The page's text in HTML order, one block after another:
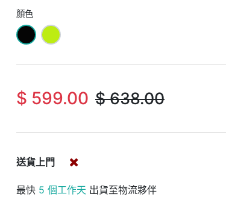
顏色
$ 599.00 $638.00
送貨上門
最快 5 個工作天 出貨至物流夥伴